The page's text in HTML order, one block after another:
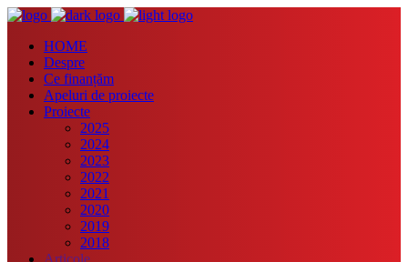
HOME
Despre
Ce finanțăm
Apeluri de proiecte
Proiecte
2025
2024
2023
2022
2021
2020
2019
2018
Articole